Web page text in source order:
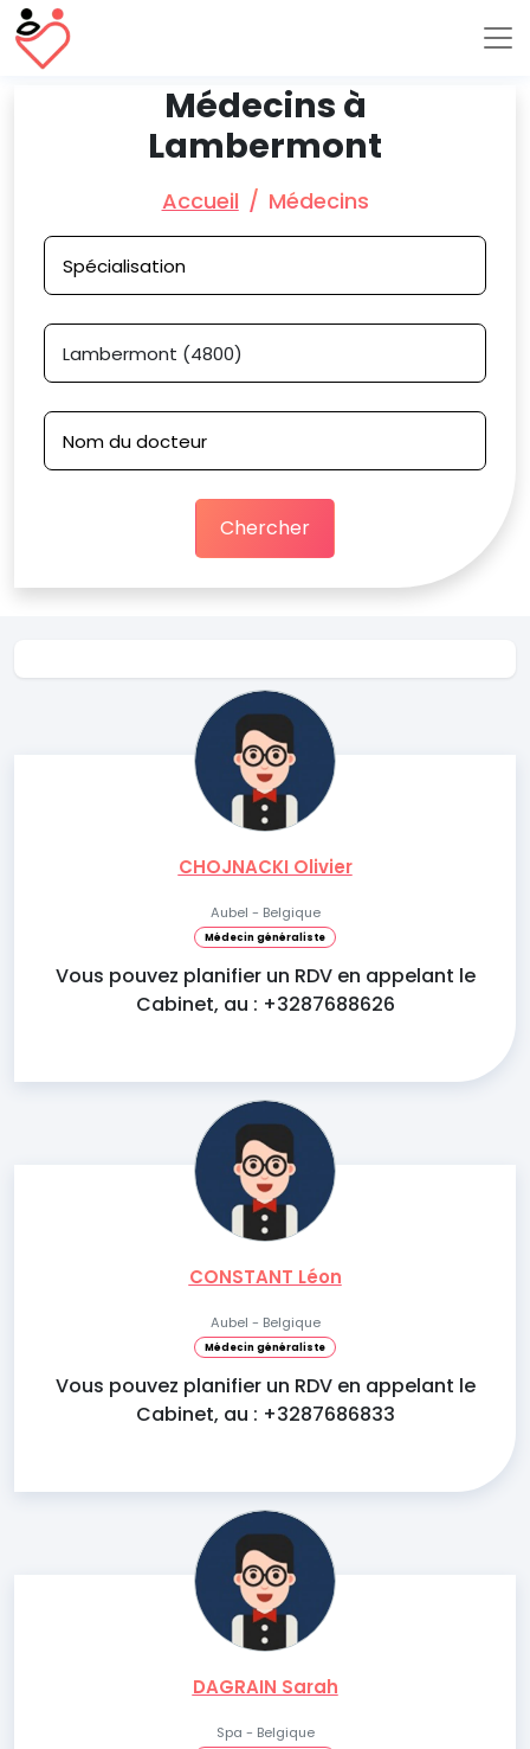
Médecins à
Lambermont
Accueil Médecins
Chercher
CHOJNACKI Olivier
Aubel - Belgique
Médecin généraliste
Vous pouvez planifier un RDV en appelant le
Cabinet, au : +3287688626
CONSTANT Léon
Aubel - Belgique
Médecin généraliste
Vous pouvez planifier un RDV en appelant le
Cabinet, au : +3287686833
DAGRAIN Sarah
Spa - Belgique